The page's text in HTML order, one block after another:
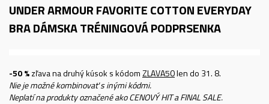
UNDER ARMOUR FAVORITE COTTON EVERYDAY
BRADÁMSKA TRÉNINGOVÁ PODPRSENKA
-50 %zľava na druhý kúsok s kódomZLAVA50len do 31. 8.
Nie je možné kombinovať s inými kódmi.
Neplatí na produkty označené ako CENOVÝ HIT a FINAL SALE.